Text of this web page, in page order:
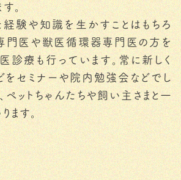
。
経験や知識を生かすことはもちろ
門医や獣医循環器専門医の方を
診療も行っています。常に新しく
をセミナーや院内勉強会などでし
ペットちゃんたちや飼い主さまと一
ます。